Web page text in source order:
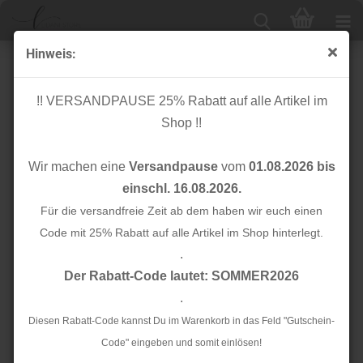
Hinweis:
!! VERSANDPAUSE 25% Rabatt auf alle Artikel im
Shop !!
Wir machen eine Versandpausevom 01.08.2026 bis
einschl. 16.08.2026.
Für die versandfreie Zeit ab dem haben wir euch einen
Code mit 25% Rabatt auf alle Artikel im Shop hinterlegt.
.
Der Rabatt-Code lautet: SOMMER2026
.
Diesen Rabatt-Code kannst Du im Warenkorb in das Feld "Gutschein-
Code" eingeben und somit einlösen!
Bio Bündchen - 2x1 - Rib - red - Mind the Maker